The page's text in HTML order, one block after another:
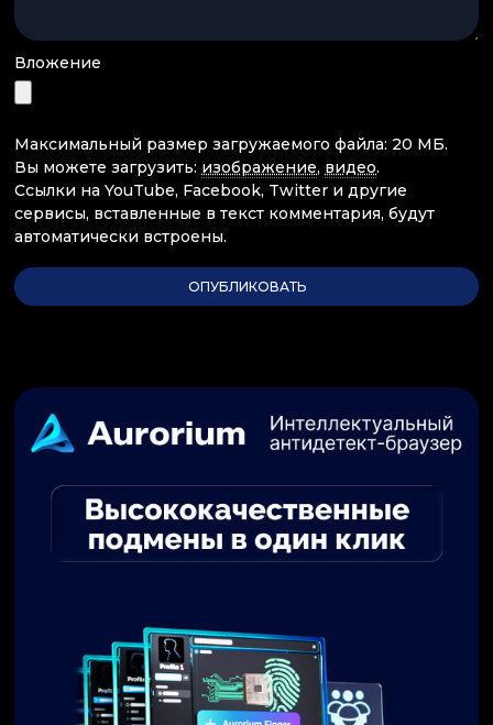
Вложение
Максимальный размер загружаемого файла: 20 МБ.
Вы можете загрузить: изображение, видео.
Ссылки на YouTube, Facebook, Twitter и другие
сервисы, вставленные в текст комментария, будут
автоматически встроены.